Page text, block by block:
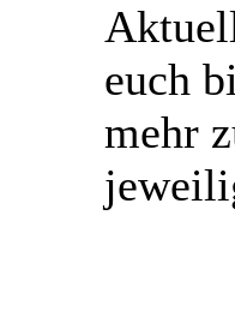
euch
mehr